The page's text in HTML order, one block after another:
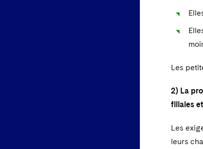
Les
2) La
filiales
Les
leurs